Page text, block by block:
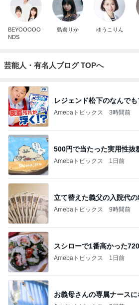
BEYOOOOO
NDS
島倉りか ゆうこりん
芸能人・有名人ブログ TOPへ
レジェンド松下のなんでも
Amebaトピックス 3時間前
500円で当たった実用性抜
Amebaトピックス 1日前
立て替えた義父の入院代の
Amebaトピックス 9時間前
スシローで1番高かった
Amebaトピックス 1日前
お義母さんの専属ナース